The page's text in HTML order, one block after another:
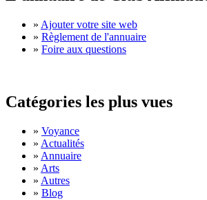
» Ajouter votre site web
» Règlement de l'annuaire
» Foire aux questions
Catégories les plus vues
» Voyance
» Actualités
» Annuaire
» Arts
» Autres
» Blog